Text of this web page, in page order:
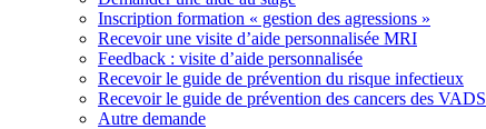
Inscription formation « gestion des agressions »
Recevoir une visite d’aide personnalisée MRI
Feedback : visite d’aide personnalisée
Recevoir le guide de prévention du risque infectieux
Recevoir le guide de prévention des cancers des VADS
Autre demande